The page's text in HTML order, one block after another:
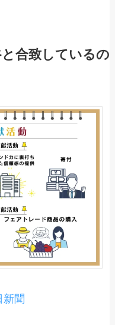
合致しているの
新聞